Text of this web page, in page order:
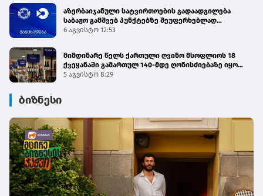
აზერბაიჯანული სატვირთოების გადაადგილება
საბაჟო გამშვებ პუნქტებზე შეუფერხებლად
მიმდინარეობს - შემოსავლების სამსახური
6 აგვისტო 12:53
მიმდინარე წელს ქართული ღვინო მსოფლიოს 18
ქვეყანაში გამართულ 140-მდე ღონისძიებაზე იყო
წარმოდგენილი
5 აგვისტო 8:29
ბიზნესი